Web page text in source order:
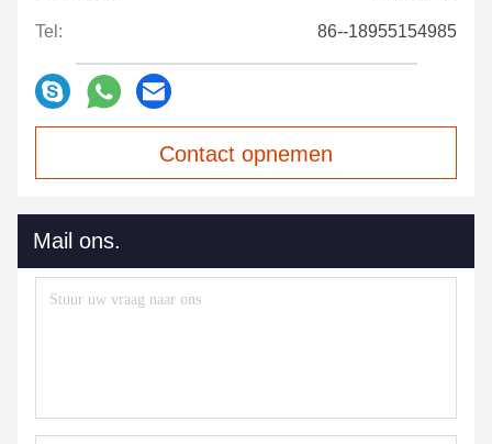
Tel: 86--18955154985
Contact opnemen
Mail ons.